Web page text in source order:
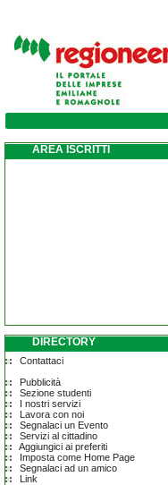
commercio-all-
AREA ISCRITTI
DIRECTORY
Contattaci
Pubblicità
Sezione studenti
I nostri servizi
Lavora con noi
Segnalaci un Evento
Servizi al cittadino
Aggiungici ai preferiti
Imposta come Home Page
Segnalaci ad un amico
Link